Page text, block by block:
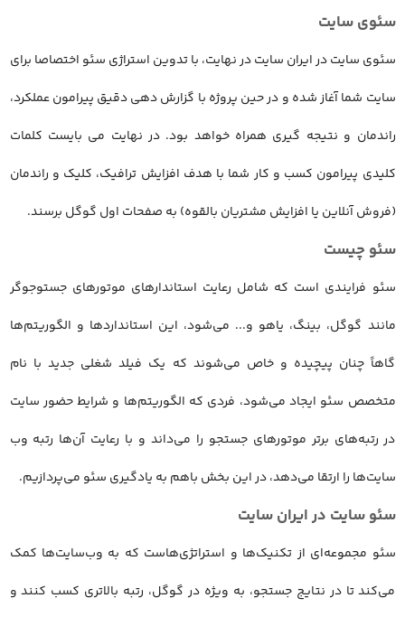
سئوی سایت
سئوی سایت در ایران سایت در نهایت، با تدوین استراژی سئو اختصاصا برای
سایت شما آغاز شده و در حین پروژه با گزارش دهی دقیق پیرامون عملکرد،
راندمان و نتیجه گیری همراه خواهد بود. در نهایت می بایست کلمات
کلیدی پیرامون کسب و کار شما با هدف افزایش ترافیک، کلیک و راندمان
(فروش آنلاین یا افزایش مشتریان بالقوه) به صفحات اول گوگل برسند.
سئو چیست
سئو فرایندی است که شامل رعایت استاندارهای موتورهای جستوجوگر
مانند گوگل، بینگ، یاهو و... می‌شود، این استانداردها و الگوریتم‌ها
گاهاً چنان پیچیده و خاص می‌شوند که یک فیلد شغلی جدید با نام
متخصص سئو ایجاد می‌شود، فردی که الگوریتم‌ها و شرایط حضور سایت
در رتبه‌های برتر موتورهای جستجو را می‌داند و با رعایت آن‌ها رتبه وب
سایت‌ها را ارتقا می‌دهد، در این بخش باهم به یادگیری سئو می‌پردازیم.
سئو سایت در ایران سایت
سئو مجموعه‌ای از تکنیک‌ها و استراتژی‌هاست که به وب‌سایت‌ها کمک
می‌کند تا در نتایج جستجو، به ویژه در گوگل، رتبه بالاتری کسب کنند و